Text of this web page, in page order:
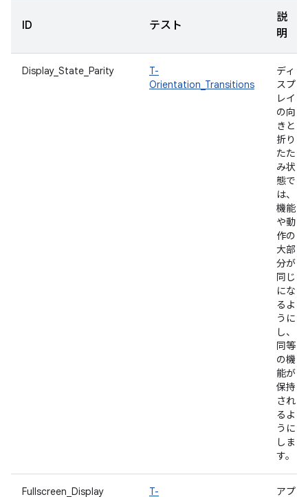
ID テスト
説
明
Display_State_Parity
T-
Orientation_Transitions
ディ
スプ
レイ
の向
きと
折り
たた
み状
態で
は、
機能
や動
作の
大部
分が
同じ
にな
るよ
うに
し、
同等
の機
能が
保持
され
るよ
うに
しま
す。
Fullscreen_Display T- アプ